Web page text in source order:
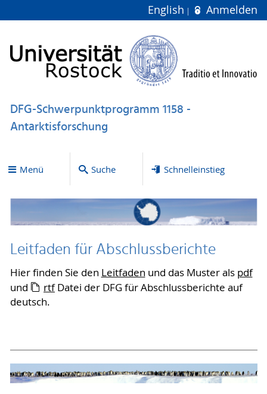
English Anmelden
DFG-Schwerpunktprogramm 1158 -
Antarktisforschung
Menü Suche Schnelleinstieg
Leitfaden für Abschlussberichte
Hier finden Sie den Leitfaden und das Muster als pdf
und
rtfDatei der DFG für Abschlussberichte auf
deutsch.